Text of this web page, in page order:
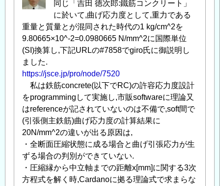
同じ「吉田 徳次郎:鐵筋コンクリート」
に於いて,曲げ応力度として,重力である
重量と質量とが混同された時代の1 kg/cm^2を
9.80665×10^-2=0.0980665 N/mm^2に国際単位
(SI)換算し,下記URLの#7858でgiro氏に御説明し
ました.
https://jsce.jp/pro/node/7520
私は鉄筋concrete(以下でRC)の許容応力度設計
をprogrammingして実施し,市販softwareに理論又
はreferenceが記されていないのは不備で,soft間で
(引張側主鉄筋)曲げ応力度の計算結果に
20N/mm^2の違いが出る原因は,
・全断面圧縮状態に成る場合と曲げ引張応力が生
ずる場合の判別ができていない.
・圧縮縁から中立軸までの距離x[mm]に関する3次
方程式を解く時,Cardanoに拠る理論式で求まらな